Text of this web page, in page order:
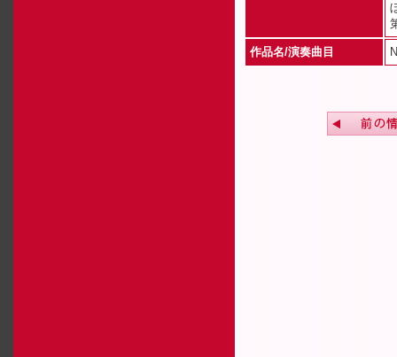
作品名/演奏曲目